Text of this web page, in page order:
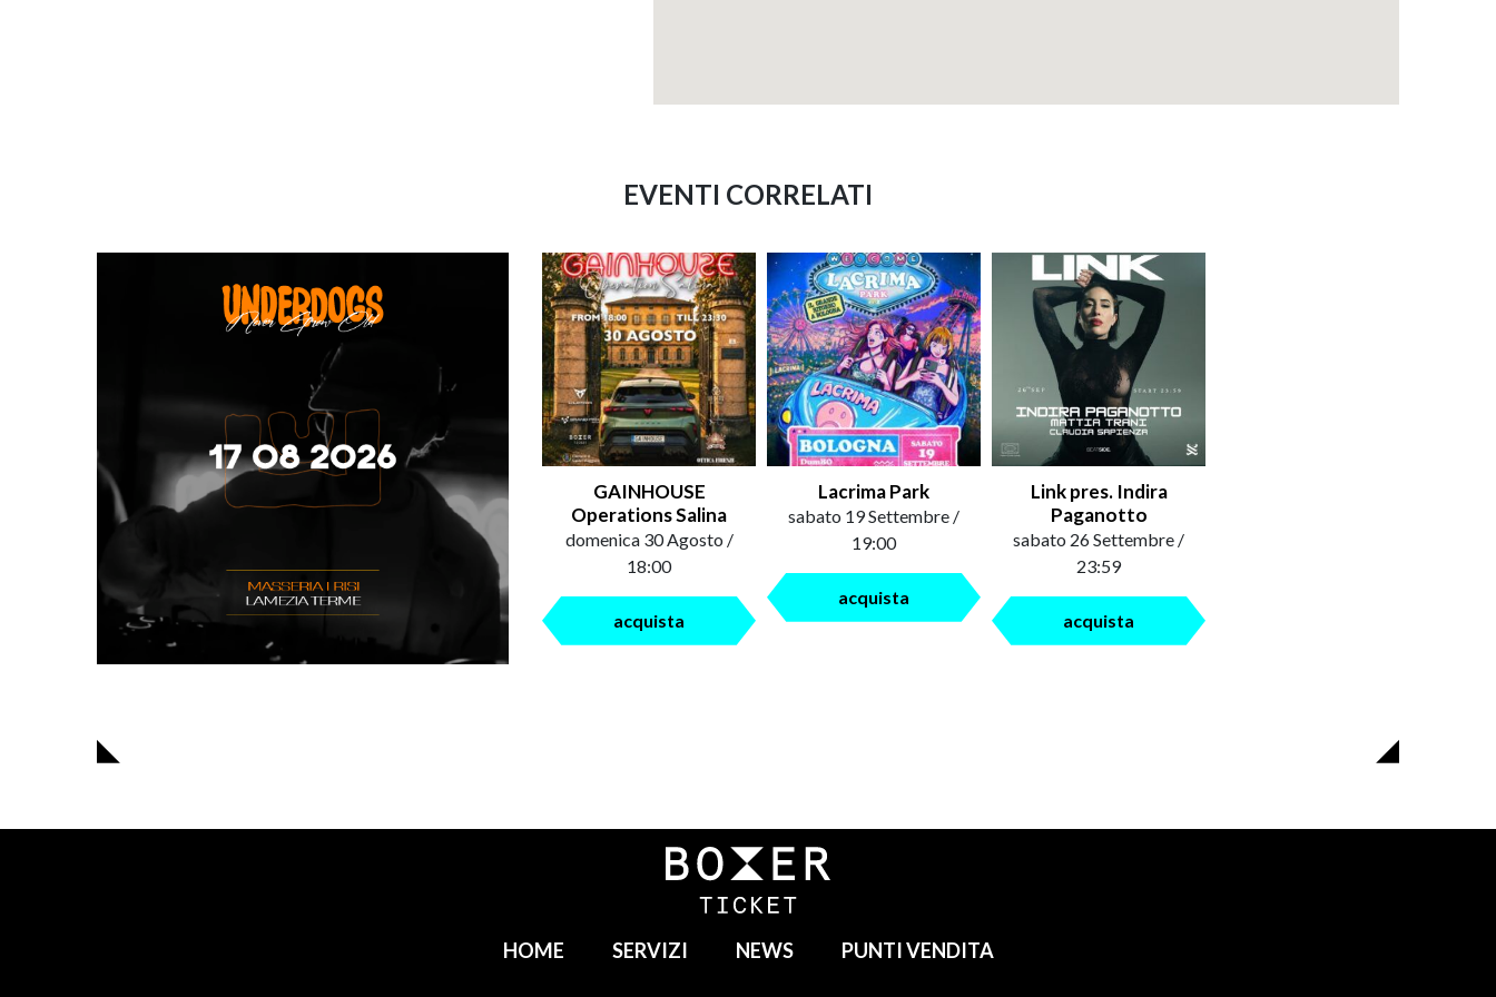
EVENTI CORRELATI
GAINHOUSE
Operations Salina
domenica 30 Agosto /
18:00
acquista
Lacrima Park
sabato 19 Settembre /
19:00
acquista
Link pres. Indira
Paganotto
sabato 26 Settembre /
23:59
acquista
HOME SERVIZI NEWS PUNTI VENDITA